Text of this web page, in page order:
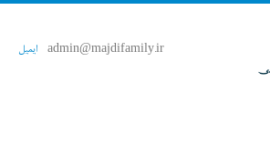
admin@majdifamily.ir ایمیل